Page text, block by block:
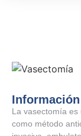
La vasectomía es
como método